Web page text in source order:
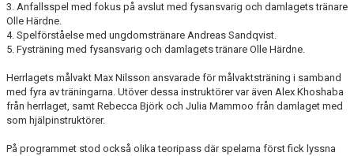
3. Anfallsspel med fokus på avslut med fysansvarig och damlagets tränare
Olle Härdne.
4. Spelförståelse med ungdomstränare Andreas Sandqvist.
5. Fysträning med fysansvarig och damlagets tränare Olle Härdne.
Herrlagets målvakt Max Nilsson ansvarade för målvaktsträning i samband
med fyra av träningarna. Utöver dessa instruktörer var även Alex Khoshaba
från herrlaget, samt Rebecca Björk och Julia Mammoo från damlaget med
som hjälpinstruktörer.
På programmet stod också olika teoripass där spelarna först fick lyssna